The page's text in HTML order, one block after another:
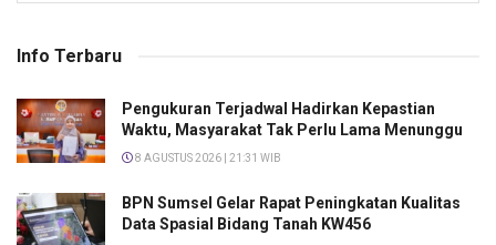
Info Terbaru
Pengukuran Terjadwal Hadirkan Kepastian
Waktu, Masyarakat Tak Perlu Lama Menunggu
8 AGUSTUS 2026 | 21:31 WIB
BPN Sumsel Gelar Rapat Peningkatan Kualitas
Data Spasial Bidang Tanah KW456